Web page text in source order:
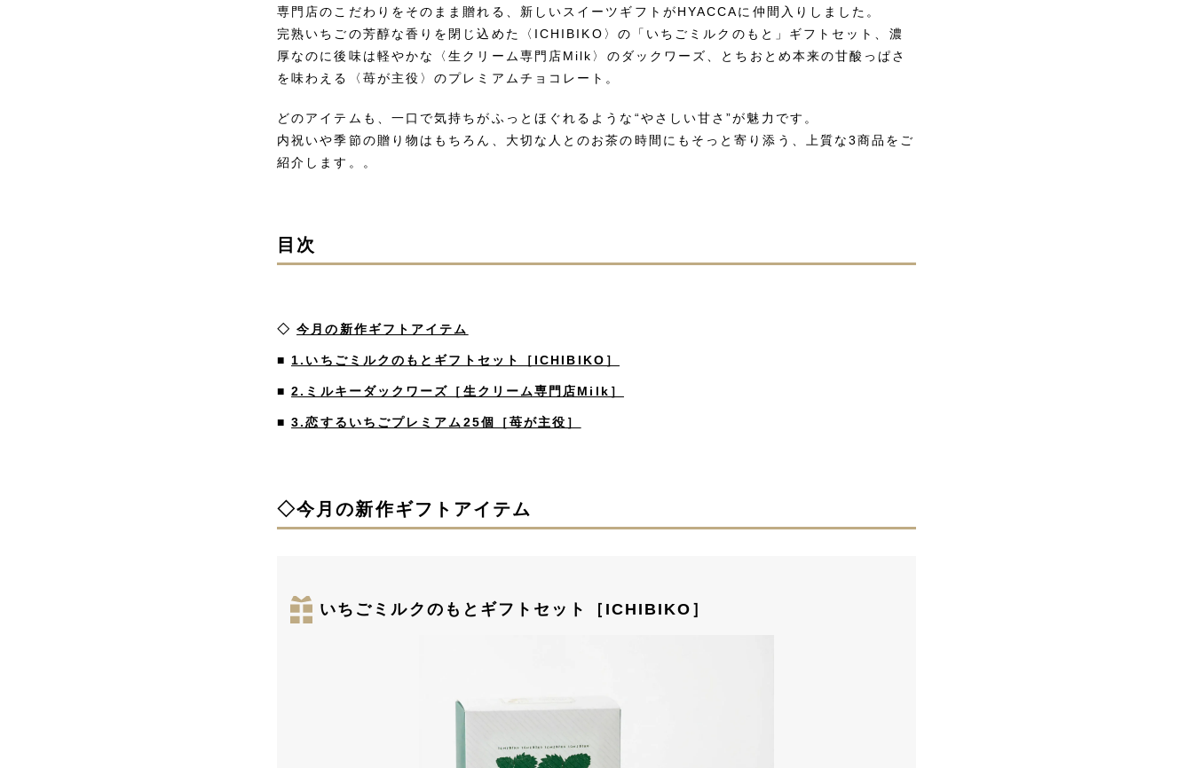
専門店のこだわりをそのまま贈れる、新しいスイーツギフトがHYACCAに仲間入りしました。
完熟いちごの芳醇な香りを閉じ込めた〈ICHIBIKO〉の「いちごミルクのもと」ギフトセット、濃
厚なのに後味は軽やかな〈生クリーム専門店Milk〉のダックワーズ、とちおとめ本来の甘酸っぱさ
を味わえる〈苺が主役〉のプレミアムチョコレート。
どのアイテムも、一口で気持ちがふっとほぐれるような“やさしい甘さ”が魅力です。
内祝いや季節の贈り物はもちろん、大切な人とのお茶の時間にもそっと寄り添う、上質な3商品をご
紹介します。。
目次
◇今月の新作ギフトアイテム
■ 1.いちごミルクのもとギフトセット［ICHIBIKO］
■2.ミルキーダックワーズ［生クリーム専門店Milk］
■3.恋するいちごプレミアム25個［苺が主役］
◇今月の新作ギフトアイテム
いちごミルクのもとギフトセット［ICHIBIKO］